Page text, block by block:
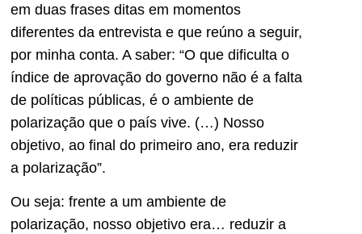
em duas frases ditas em momentos
diferentes da entrevista e que reúno a seguir,
por minha conta. A saber: “O que dificulta o
índice de aprovação do governo não é a falta
de políticas públicas, é o ambiente de
polarização que o país vive. (…) Nosso
objetivo, ao final do primeiro ano, era reduzir
a polarização”.
Ou seja: frente a um ambiente de
polarização, nosso objetivo era… reduzir a